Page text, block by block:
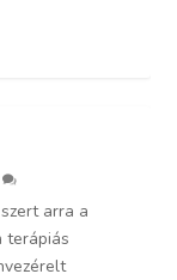
arra a
terápiás